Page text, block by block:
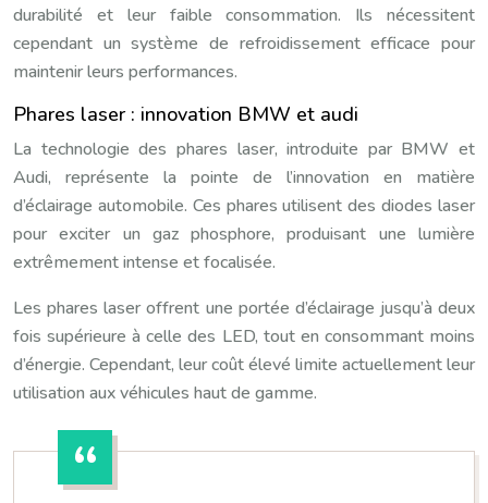
durabilité et leur faible consommation. Ils nécessitent
cependant un système de refroidissement efficace pour
maintenir leurs performances.
Phares laser : innovation BMW et audi
La technologie des phares laser, introduite par BMW et
Audi, représente la pointe de l’innovation en matière
d’éclairage automobile. Ces phares utilisent des diodes laser
pour exciter un gaz phosphore, produisant une lumière
extrêmement intense et focalisée.
Les phares laser offrent une portée d’éclairage jusqu’à deux
fois supérieure à celle des LED, tout en consommant moins
d’énergie. Cependant, leur coût élevé limite actuellement leur
utilisation aux véhicules haut de gamme.